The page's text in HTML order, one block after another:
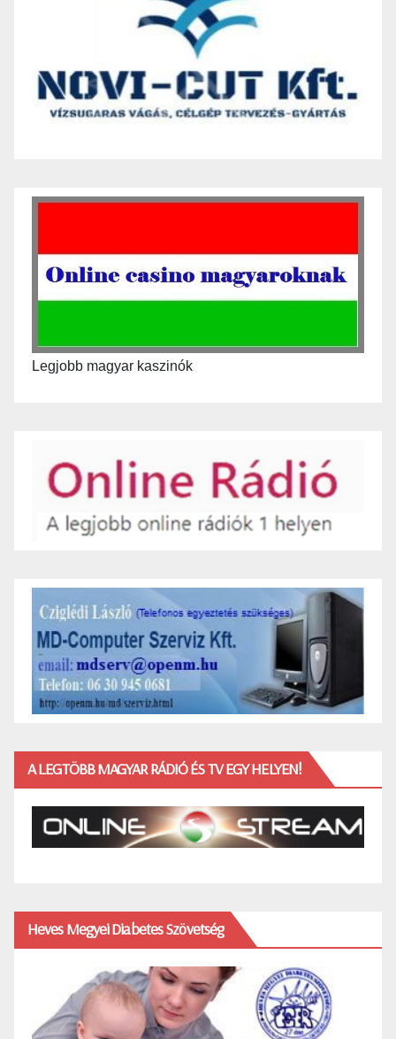
Legjobb magyar kaszinók
A LEGTÖBB MAGYAR RÁDIÓ ÉS TV EGY HELYEN!
Heves Megyei Diabetes Szövetség